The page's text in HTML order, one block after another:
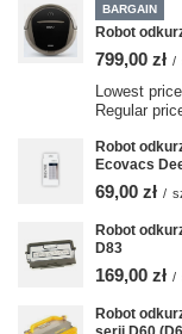
BARGAIN
Robot
799,00 zł /
Lowest
Regular
Robot
Ecovacs
69,00 zł /
Robot
D83
169,00 zł /
Robot